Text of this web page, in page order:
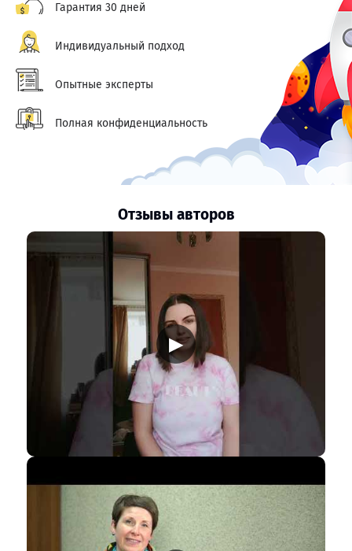
Гарантия 30 дней
Индивидуальный подход
Опытные эксперты
Полная конфиденциальность
Отзывы авторов
▶